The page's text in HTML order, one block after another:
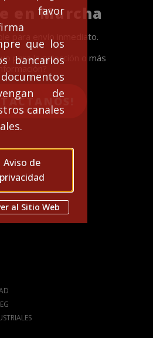
favor
que los
bancarios
de
canales
Aviso de
privacidad
al Sitio Web
en Marcha
para envío inmediato.
para la selección o más